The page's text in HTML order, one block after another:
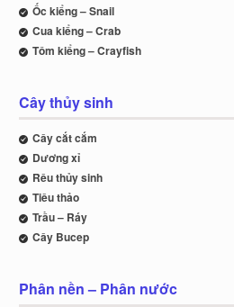
Ốc kiểng – Snail
Cua kiểng – Crab
Tôm kiểng – Crayfish
Cây thủy sinh
Cây cắt cắm
Dương xỉ
Rêu thủy sinh
Tiêu thảo
Trầu – Ráy
Cây Bucep
Phân nền – Phân nước